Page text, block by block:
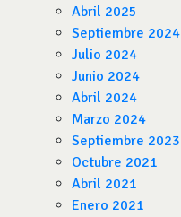
Abril 2025
Septiembre 2024
Julio 2024
Junio 2024
Abril 2024
Marzo 2024
Septiembre 2023
Octubre 2021
Abril 2021
Enero 2021